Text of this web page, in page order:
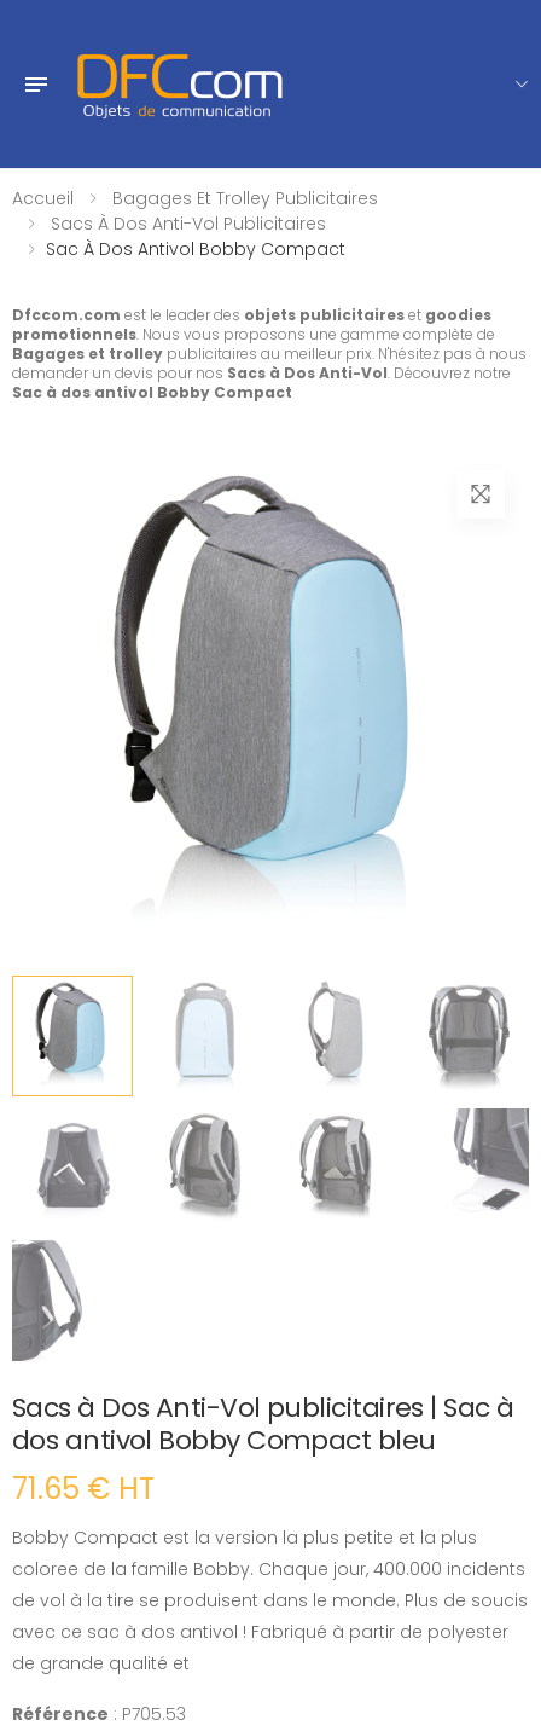
Accueil
Bagages Et Trolley Publicitaires
Sacs À Dos Anti-Vol Publicitaires
Sac À Dos Antivol Bobby Compact
Dfccom.com est le leader des objets publicitaireset goodies
promotionnels. Nous vous proposons une gamme complète de
Bagages et trolley publicitaires au meilleur prix. N'hésitez pas à nous
demander un devis pour nos Sacs à Dos Anti-Vol. Découvrez notre
Sac à dos antivol Bobby Compact
Sacs à Dos Anti-Vol publicitaires | Sac à
dos antivol Bobby Compact bleu
71.65 € HT
Bobby Compact est la version la plus petite et la plus
coloree de la famille Bobby. Chaque jour, 400.000 incidents
de vol à la tire se produisent dans le monde. Plus de soucis
avec ce sac à dos antivol ! Fabriqué à partir de polyester
de grande qualité et
Référence : P705.53